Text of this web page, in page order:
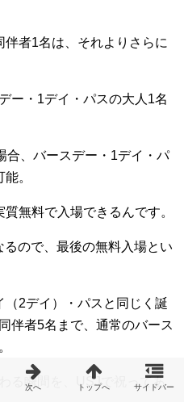
者1名は、それよりさらに
ー・1デイ・パスの大人1名
合、バースデー・1デイ・パ
。
無料で入場できるんです。
ので、最後の無料入場とい
2デイ）・パスと同じく誕
伴者5名まで、通常のバース
る瞬間を、USJで祝ってあ